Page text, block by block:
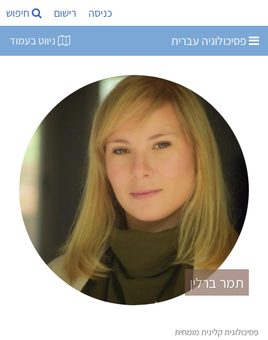
כניסה רישום חיפוש
פסיכולוגיה עברית ניווט בעמוד
תמר ברלין
פסיכולוגית קלינית מומחית